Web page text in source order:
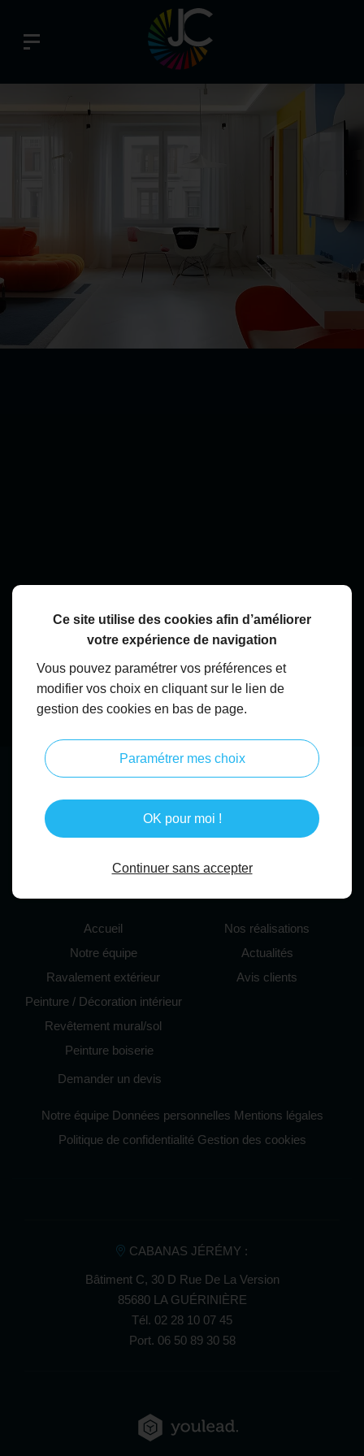
Accueil
Notre équipe
Ravalement extérieur
Peinture / Décoration intérieur
Revêtement mural/sol
Peinture boiserie
Nos réalisations
Actualités
Avis clients
Demander un devis
Notre équipe Données personnelles Mentions légales
Politique de confidentialité Gestion des cookies
CABANAS JÉRÉMY :
Bâtiment C, 30 D Rue De La Version
85680 LA GUÉRINIÈRE
Tél. 02 28 10 07 45
Port. 06 50 89 30 58
Ce site utilise des cookies afin d’améliorer
votre expérience de navigation
Vous pouvez paramétrer vos préférences et
modifier vos choix en cliquant sur le lien de
gestion des cookies en bas de page.
Paramétrer mes choix
OK pour moi !
Continuer sans accepter